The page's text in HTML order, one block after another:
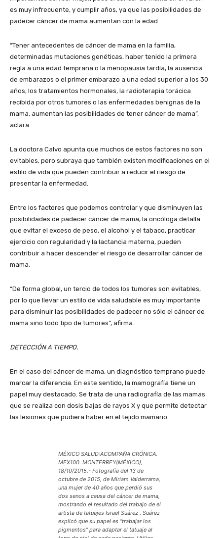
es muy infrecuente, y cumplir años, ya que las posibilidades de
padecer cáncer de mama aumentan con la edad.
“Tener antecedentes de cáncer de mama en la familia,
determinadas mutaciones genéticas, haber tenido la primera
regla a una edad temprana o la menopausia tardía, la ausencia
de embarazos o el primer embarazo a una edad superior a los 30
años, los tratamientos hormonales, la radioterapia torácica
recibida por otros tumores o las enfermedades benignas de la
mama, aumentan las posibilidades de tener cáncer de mama”,
aclara.
La doctora Calvo apunta que muchos de estos factores no son
evitables, pero subraya que también existen modificaciones en el
estilo de vida que pueden contribuir a reducir el riesgo de
presentar la enfermedad.
Entre los factores que podemos controlar y que disminuyen las
posibilidades de padecer cáncer de mama, la oncóloga detalla
que evitar el exceso de peso, el alcohol y el tabaco, practicar
ejercicio con regularidad y la lactancia materna, pueden
contribuir a hacer descender el riesgo de desarrollar cáncer de
mama.
“De forma global, un tercio de todos los tumores son evitables,
por lo que llevar un estilo de vida saludable es muy importante
para disminuir las posibilidades de padecer no sólo el cáncer de
mama sino todo tipo de tumores”, afirma.
DETECCIÓN A TIEMPO.
En el caso del cáncer de mama, un diagnóstico temprano puede
marcar la diferencia. En este sentido, la mamografía tiene un
papel muy destacado. Se trata de una radiografía de las mamas
que se realiza con dosis bajas de rayos X y que permite detectar
las lesiones que pudiera haber en el tejido mamario.
MÉXICO SALUD:ACOMPAÑA CRÓNICA.
MEX100. MONTERREY(MÉXICO),
18/10/2015.- Fotografía del 13 de
octubre de 2015, de Miriam Valderrama,
una mujer de 40 años que perdió sus
dos senos a causa del cáncer de mama,
mostrando el resultado del trabajo de el
artista de tatuajes Israel Suárez . Suárez
explicó que su papel es “trabajar los
pigmentos” para adaptar el tatuaje al